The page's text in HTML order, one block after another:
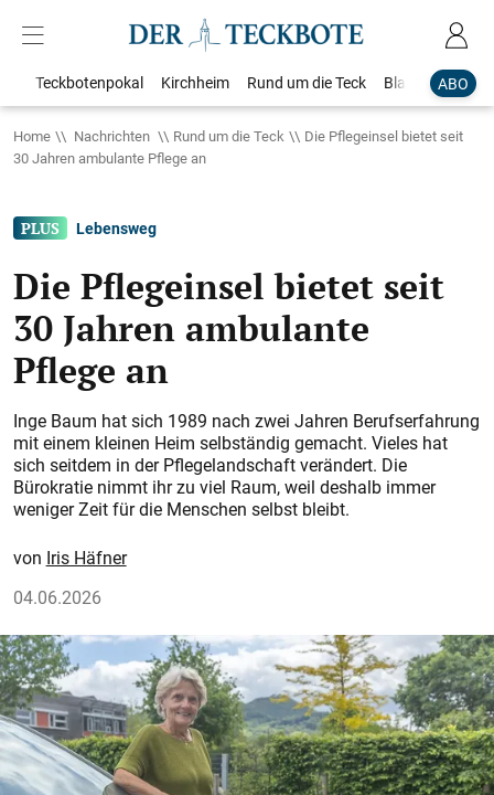
ABO
Teckbotenpokal Kirchheim Rund um die Teck Blaulicht
Home Nachrichten Rund um die Teck
Die Pflegeinsel bietet seit
30 Jahren ambulante Pflege an
Lebensweg
Die Pflegeinsel bietet seit
30 Jahren ambulante
Pflege an
Inge Baum hat sich 1989 nach zwei Jahren Berufserfahrung
mit einem kleinen Heim selbständig gemacht. Vieles hat
sich seitdem in der Pflegelandschaft verändert. Die
Bürokratie nimmt ihr zu viel Raum, weil deshalb immer
weniger Zeit für die Menschen selbst bleibt.
Iris Häfner
04.06.2026